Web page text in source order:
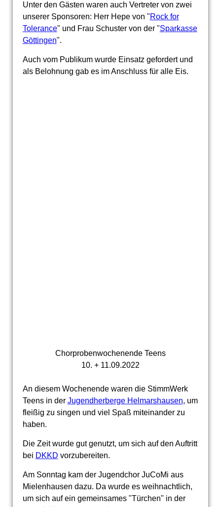
Unter den Gästen waren auch Vertreter von zwei
unserer Sponsoren: Herr Hepe von "Rock for
Tolerance" und Frau Schuster von der "Sparkasse
Göttingen".
Auch vom Publikum wurde Einsatz gefordert und
als Belohnung gab es im Anschluss für alle Eis.
Chorprobenwochenende Teens
10. + 11.09.2022
An diesem Wochenende waren die StimmWerk
Teens in der Jugendherberge Helmarshausen, um
fleißig zu singen und viel Spaß miteinander zu
haben.
Die Zeit wurde gut genutzt, um sich auf den Auftritt
bei DKKD vorzubereiten.
Am Sonntag kam der Jugendchor JuCoMi aus
Mielenhausen dazu. Da wurde es weihnachtlich,
um sich auf ein gemeinsames "Türchen" in der